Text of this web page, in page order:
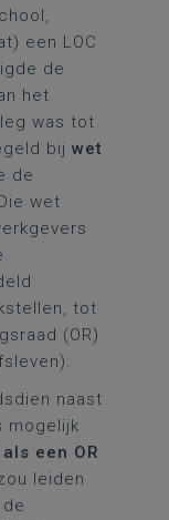
een LOC
de
het
was tot
bij wet
de
wet
tot
(OR)
naast
mogelijk
een OR
leiden